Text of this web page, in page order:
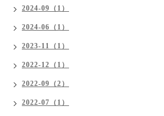
2024-09（1）
2024-06（1）
2023-11（1）
2022-12（1）
2022-09（2）
2022-07（1）